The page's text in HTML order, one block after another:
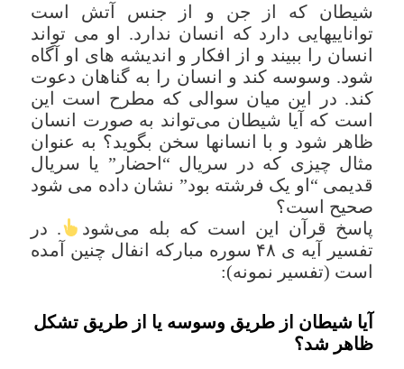
شیطان که از جن و از جنس آتش است
تواناییهایی دارد که انسان ندارد. او می تواند
انسان را ببیند و از افکار و اندیشه های او آگاه
شود. وسوسه کند و انسان را به گناهان دعوت
کند. در این میان سوالی که مطرح است این
است که آیا شیطان می‌تواند به صورت انسان
ظاهر شود و با انسانها سخن بگوید؟ به عنوان
مثال چیزی که در سریال “احضار” یا سریال
قدیمی “او یک فرشته بود” نشان داده می شود
صحیح است؟
پاسخ قرآن این است که بله می‌شود
. در
تفسیر آیه ی ۴۸ سوره مبارکه انفال چنین آمده
است (تفسیر نمونه):
آیا شیطان از طریق وسوسه یا از طریق تشکل
ظاهر شد؟